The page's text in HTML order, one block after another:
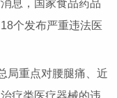
息，国家食品药品
个发布严重违法医
重点对腰腿痛、近